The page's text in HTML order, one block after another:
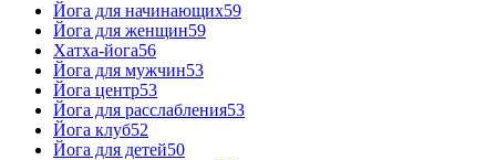
Йога для начинающих59
Йога для женщин59
Хатха-йога56
Йога для мужчин53
Йога центр53
Йога для расслабления53
Йога клуб52
Йога для детей50